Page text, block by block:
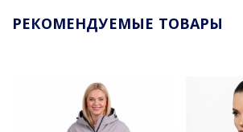
РЕКОМЕНДУЕМЫЕ ТОВАРЫ